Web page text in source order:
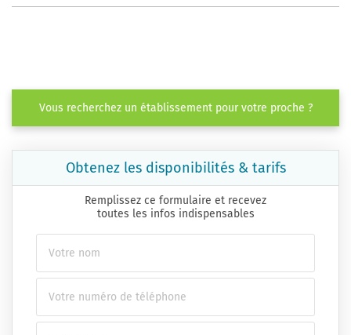
Vous recherchez un établissement pour votre proche ?
Obtenez les disponibilités & tarifs
Remplissez ce formulaire et recevez
toutes les infos indispensables